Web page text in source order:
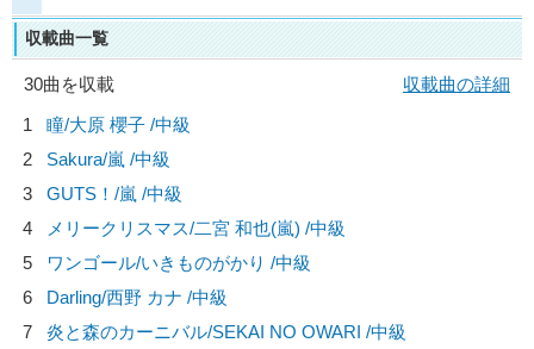
収載曲一覧
30曲を収載
収載曲の詳細
1
瞳/大原 櫻子 /中級
2
Sakura/嵐 /中級
3
GUTS！/嵐 /中級
4
メリークリスマス/二宮 和也(嵐) /中級
5
ワンゴール/いきものがかり /中級
6
Darling/西野 カナ /中級
7
炎と森のカーニバル/SEKAI NO OWARI /中級